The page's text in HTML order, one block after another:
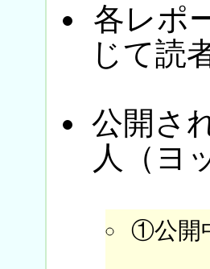
各レポ
じて読
公開さ
人（ヨ
①公開